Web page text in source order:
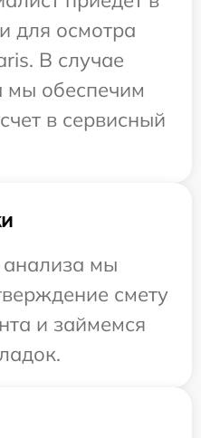
для осмотра
В случае
мы обеспечим
в сервисный
анализа мы
смету
и займемся